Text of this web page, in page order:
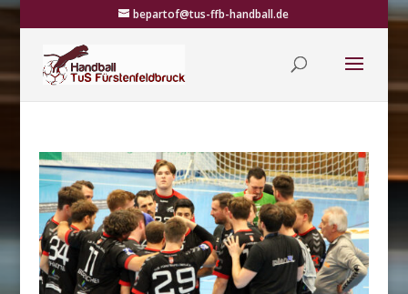
bepartof@tus-ffb-handball.de